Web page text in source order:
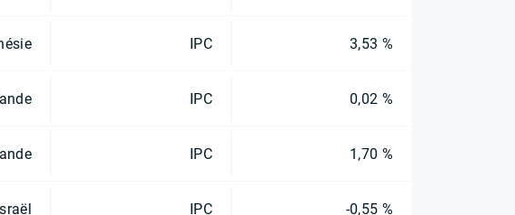
IPC 3,53 %
IPC 0,02 %
IPC 1,70 %
IPC -0,55 %